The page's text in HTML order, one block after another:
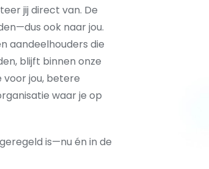
jij direct van. De
ook naar jou.
aandeelhouders die
blijft binnen onze
jou, betere
waar je op
is—nu én in de